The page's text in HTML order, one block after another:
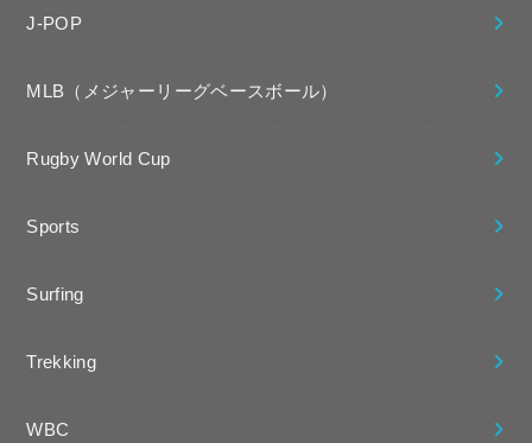
J-POP
MLB（メジャーリーグベースボール）
Rugby World Cup
Sports
Surfing
Trekking
WBC